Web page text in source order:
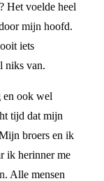
Het voelde heel
mijn hoofd.
iets
niks van.
en ook wel
tijd dat mijn
broers en ik
ik herinner me
Alle mensen